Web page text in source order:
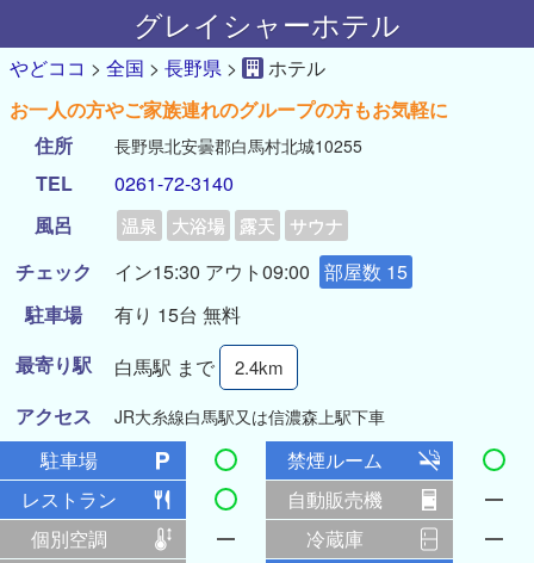
グレイシャーホテル
やどココ > 全国 > 長野県 >
ホテル
お一人の方やご家族連れのグループの方もお気軽に
住所
長野県北安曇郡白馬村北城10255
TEL
0261-72-3140
風呂
温泉 大浴場 露天 サウナ
チェック イン15:30 アウト09:00 部屋数 15
駐車場
有り 15台 無料
最寄り駅
白馬駅 まで 2.4km
アクセス JR大糸線白馬駅又は信濃森上駅下車
駐車場
禁煙ルーム
レストラン
自動販売機
個別空調
冷蔵庫